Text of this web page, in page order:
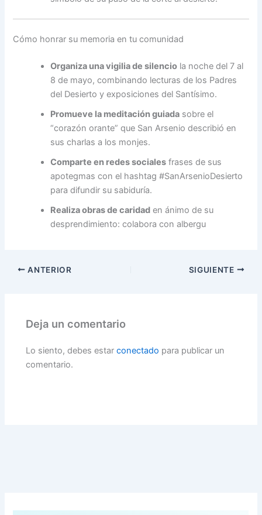
Cómo honrar su memoria en tu comunidad
Organiza una vigilia de silencio la noche del 7 al
8 de mayo, combinando lecturas de los Padres
del Desierto y exposiciones del Santísimo.
Promueve la meditación guiada sobre el
“corazón orante” que San Arsenio describió en
sus charlas a los monjes.
Comparte en redes sociales frases de sus
apotegmas con el hashtag #SanArsenioDesierto
para difundir su sabiduría.
Realiza obras de caridad en ánimo de su
desprendimiento: colabora con albergu
ANTERIOR SIGUIENTE
Deja un comentario
Lo siento, debes estarconectado para publicar un
comentario.